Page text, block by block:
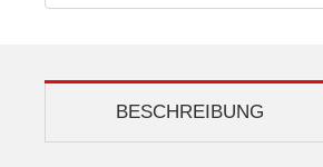
BESCHREIBUNG